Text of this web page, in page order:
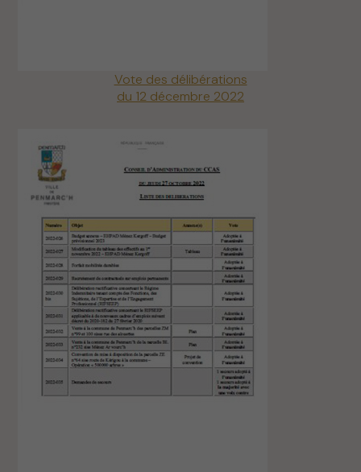
Vote des délibérations
du 12 décembre 2022